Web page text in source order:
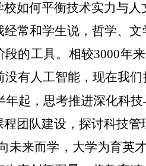
校如何平衡技术实力与人
经常和学生说，哲学、
段的工具。相较3000年
没有人工智能，现在我
年起，思考推进深化科
团队建设，探讨科技管
未来而学，大学为育英